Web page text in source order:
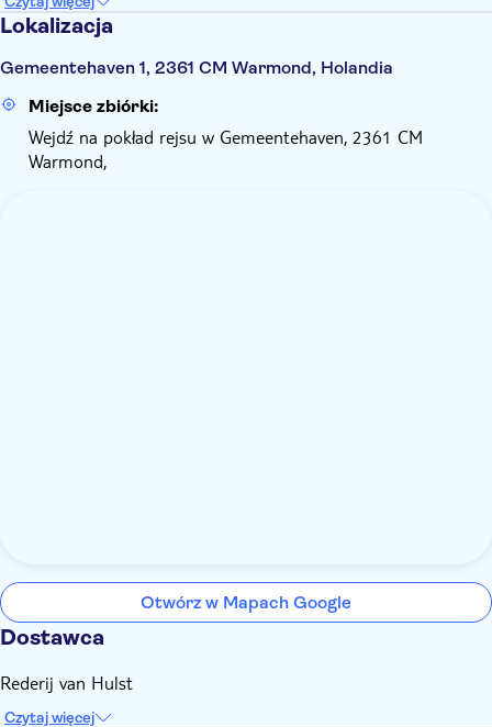
Lokalizacja
Gemeentehaven 1, 2361 CM Warmond, Holandia
Miejsce zbiórki:
Wejdź na pokład rejsu w Gemeentehaven, 2361 CM
Warmond,
Otwórz w Mapach Google
Dostawca
Rederij van Hulst
Czytaj więcej